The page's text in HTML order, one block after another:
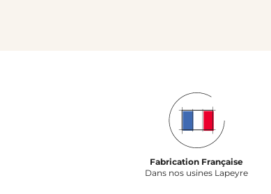
Fabrication Française
Dans nos usines Lapeyre